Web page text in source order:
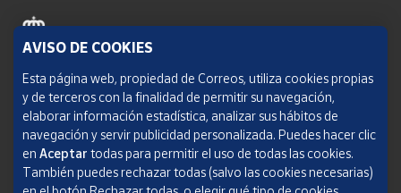
Política de cookies
Aviso legal
Condiciones del servicio
Política de Privacidad Web
AVISO DE COOKIES
Esta página web, propiedad de Correos, utiliza cookies propias
y de terceros con la finalidad de permitir su navegación,
elaborar información estadística, analizar sus hábitos de
navegación y servir publicidad personalizada. Puedes hacer clic
en Aceptar todas para permitir el uso de todas las cookies.
También puedes rechazar todas (salvo las cookies necesarias)